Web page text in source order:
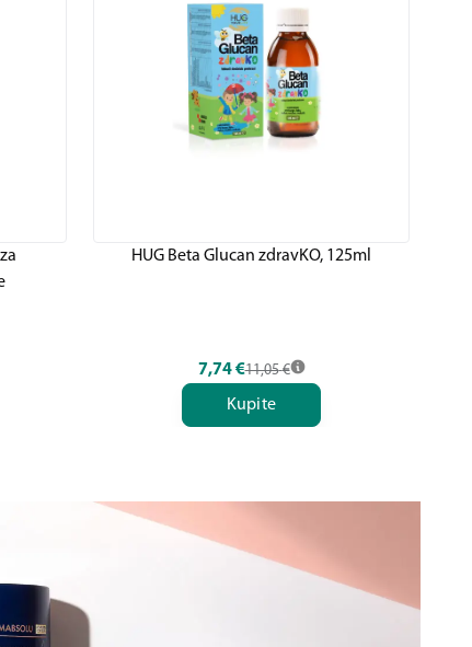
HUG Beta Glucan zdravKO, 125ml
7,74 €11,05 €
Kupite